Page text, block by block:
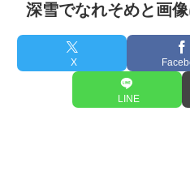
深雪でなれそめと画像
X
LINE